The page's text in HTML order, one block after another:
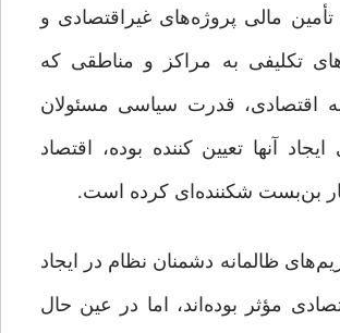
تأمین مالی پروژه‌های غیراقتصادی و
تکلیفی به مراکز و مناطقی که
اقتصادی، قدرت سیاسی مسئولان
آنها تعیین کننده بوده، اقتصاد
بن‌بست شکننده‌ای کرده است.
ظالمانه دشمنان نظام در ایجاد
مؤثر بوده‌اند، اما در عین حال